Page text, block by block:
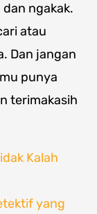
ngakak.
atau
Dan jangan
punya
terimakasih
Kalah
yang